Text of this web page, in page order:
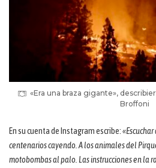
«Era una braza gigante»,
Broffoni
En su cuenta de Instagram escribe:
centenarios cayendo. A los animales del
motobombas al palo. Las instrucciones en la